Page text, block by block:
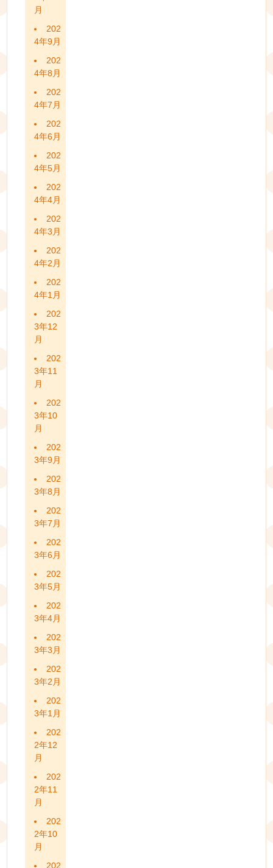
月
202
4年9月
202
4年8月
202
4年7月
202
4年6月
202
4年5月
202
4年4月
202
4年3月
202
4年2月
202
4年1月
202
3年12
月
202
3年11
月
202
3年10
月
202
3年9月
202
3年8月
202
3年7月
202
3年6月
202
3年5月
202
3年4月
202
3年3月
202
3年2月
202
3年1月
202
2年12
月
202
2年11
月
202
2年10
月
202